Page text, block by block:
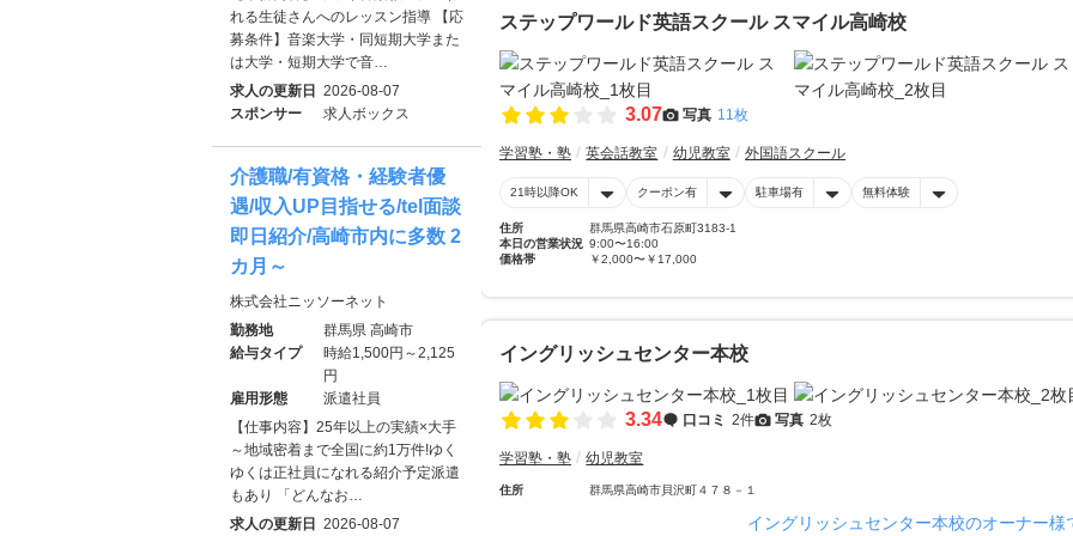
ステップワールド英語スクール スマイル高崎校
3.07 写真 11枚
学習塾・塾 英会話教室 幼児教室 外国語スクール
21時以降OK クーポン有 駐車場有 無料体験
住所
群馬県高崎市石原町3183-1
本日の営業状況 9:00〜16:00
価格帯
￥2,000〜￥17,000
イングリッシュセンター本校
3.34 口コミ 2件 写真 2枚
学習塾・塾 幼児教室
住所 群馬県高崎市貝沢町４７８－１
イングリッシュセンター本校のオーナー様
れる生徒さんへのレッスン指導 【応
募条件】音楽大学・同短期大学また
は大学・短期大学で音…
求人の更新日 2026-08-07
スポンサー
求人ボックス
介護職/有資格・経験者優
遇/収入UP目指せる/tel面談
即日紹介/高崎市内に多数 2
カ月～
株式会社ニッソーネット
勤務地
群馬県 高崎市
給与タイプ
時給1,500円～2,125
円
雇用形態
派遣社員
【仕事内容】25年以上の実績×大手
～地域密着まで全国に約1万件!ゆく
ゆくは正社員になれる紹介予定派遣
もあり 「どんなお…
求人の更新日 2026-08-07